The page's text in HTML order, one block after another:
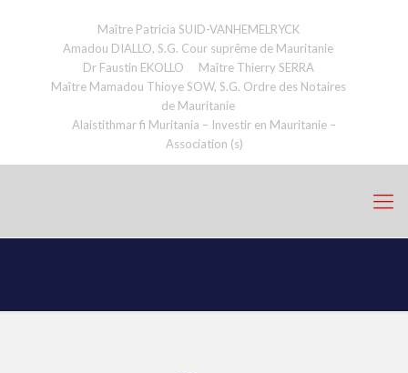
Maître Patricia SUID-VANHEMELRYCK
Amadou DIALLO, S.G. Cour suprême de Mauritanie
Dr Faustin EKOLLO
Maître Thierry SERRA
Maître Mamadou Thioye SOW, S.G. Ordre des Notaires
de Mauritanie
Alaistithmar fi Muritania – Investir en Mauritanie –
Association (s)